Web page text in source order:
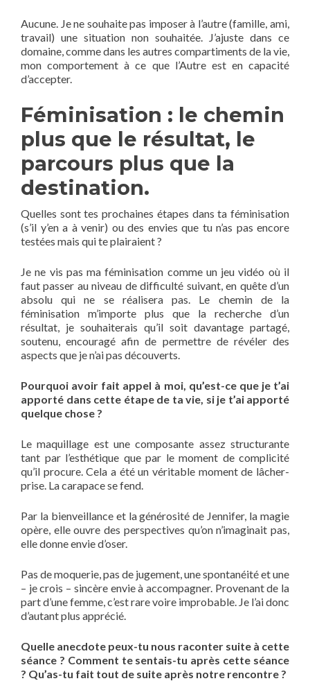
Aucune. Je ne souhaite pas imposer à l’autre (famille, ami,
travail) une situation non souhaitée. J’ajuste dans ce
domaine, comme dans les autres compartiments de la vie,
mon comportement à ce que l’Autre est en capacité
d’accepter.
Féminisation : le chemin
plus que le résultat, le
parcours plus que la
destination.
Quelles sont tes prochaines étapes dans ta féminisation
(s’il y’en a à venir) ou des envies que tu n’as pas encore
testées mais qui te plairaient ?
Je ne vis pas ma féminisation comme un jeu vidéo où il
faut passer au niveau de difficulté suivant, en quête d’un
absolu qui ne se réalisera pas. Le chemin de la
féminisation m’importe plus que la recherche d’un
résultat, je souhaiterais qu’il soit davantage partagé,
soutenu, encouragé afin de permettre de révéler des
aspects que je n’ai pas découverts.
Pourquoi avoir fait appel à moi, qu’est-ce que je t’ai
apporté dans cette étape de ta vie, si je t’ai apporté
quelque chose ?
Le maquillage est une composante assez structurante
tant par l’esthétique que par le moment de complicité
qu’il procure. Cela a été un véritable moment de lâcher-
prise. La carapace se fend.
Par la bienveillance et la générosité de Jennifer, la magie
opère, elle ouvre des perspectives qu’on n’imaginait pas,
elle donne envie d’oser.
Pas de moquerie, pas de jugement, une spontanéité et une
– je crois – sincère envie à accompagner. Provenant de la
part d’une femme, c’est rare voire improbable. Je l’ai donc
d’autant plus apprécié.
Quelle anecdote peux-tu nous raconter suite à cette
séance ? Comment te sentais-tu après cette séance
? Qu’as-tu fait tout de suite après notre rencontre ?